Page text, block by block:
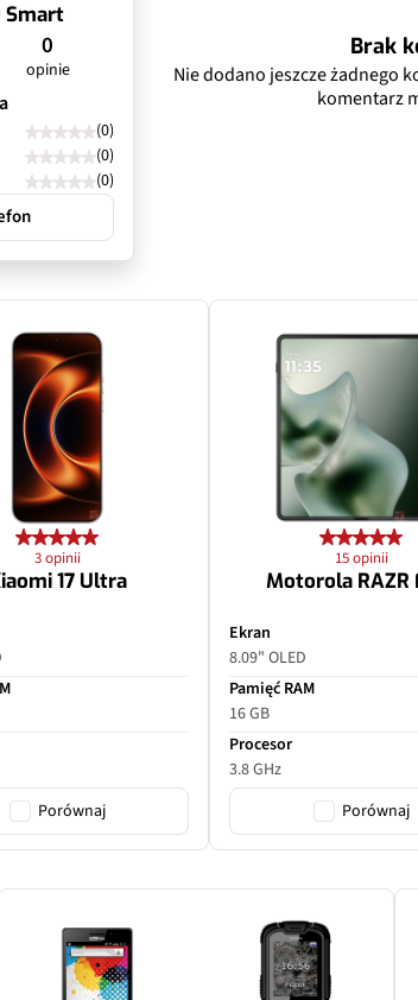
Smart
0
opinie
(0)
(0)
(0)
Brak
Nie dodano jeszcze żadnego
komentarz
3 opinii
17 Ultra
Porównaj
15 opinii
Motorola RAZR
Ekran
8.09" OLED
Pamięć RAM
16 GB
Procesor
3.8 GHz
Porównaj